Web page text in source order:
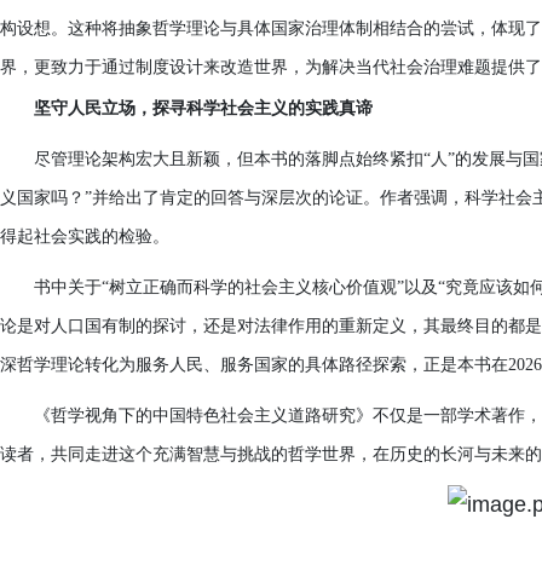
构设想。这种将抽象哲学理论与具体国家治理体制相结合的尝试，体现
界，更致力于通过制度设计来改造世界，为解决当代社会治理难题提供
坚守人民立场，探寻科学社会主义的实践真谛
尽管理论架构宏大且新颖，但本书的落脚点始终紧扣“人”的发展与
义国家吗？”并给出了肯定的回答与深层次的论证。作者强调，科学社
得起社会实践的检验。
书中关于“树立正确而科学的社会主义核心价值观”以及“究竟应该
论是对人口国有制的探讨，还是对法律作用的重新定义，其最终目的都
深哲学理论转化为服务人民、服务国家的具体路径探索，正是本书在
《哲学视角下的中国特色社会主义道路研究》不仅是一部学术著
读者，共同走进这个充满智慧与挑战的哲学世界，在历史的长河与未来